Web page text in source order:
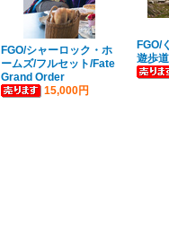
FGO/シャーロック・ホ
ームズ/フルセット/Fate
Grand Order
15,000円
FGO/
遊歩道